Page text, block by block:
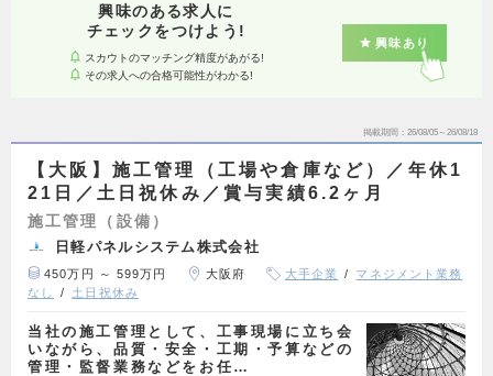
興味のある求人に
チェックをつけよう!
スカウトのマッチング精度があがる!
その求人への合格可能性がわかる!
興味あり
掲載期間 26/08/05～26/08/18
【大阪】施工管理（工場や倉庫など）／年休1
21日／土日祝休み／賞与実績6.2ヶ月
施工管理（設備）
日軽パネルシステム株式会社
450万円 ～ 599万円 大阪府 大手企業
マネジメント業務
なし
土日祝休み
当社の施工管理として、工事現場に立ち会
いながら、品質・安全・工期・予算などの
管理・監督業務などをお任…